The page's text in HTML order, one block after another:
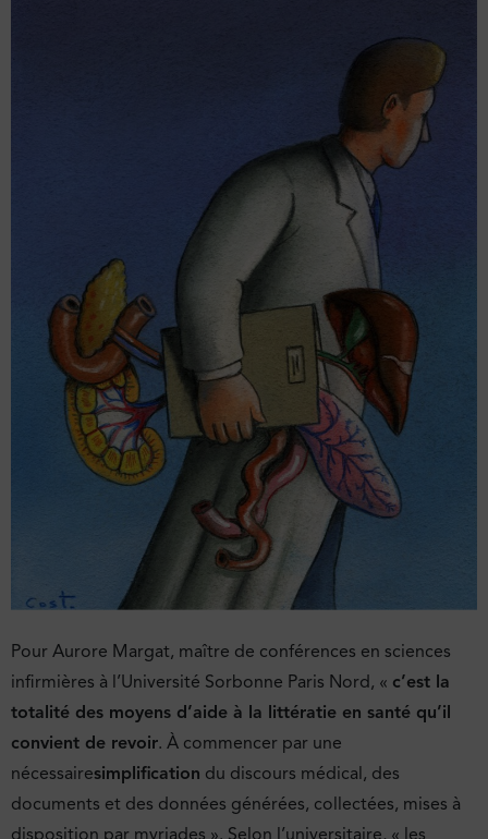
Pour Aurore Margat, maître de conférences en sciences
infirmières à l’Université Sorbonne Paris Nord, « c’est la
totalité des moyens d’aide à la littératie en santé qu’il
convient de revoir. À commencer par une
nécessairesimplification du discours médical, des
documents et des données générées, collectées, mises à
disposition par myriades ». Selon l’universitaire, « les